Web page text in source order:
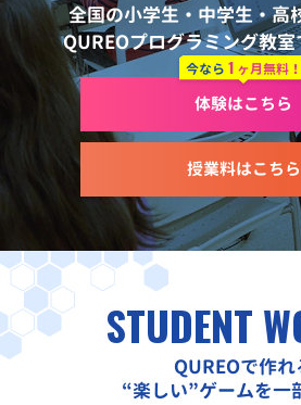
全国の小学生・中学生・高
QUREOプログラミング教
授業料はこちら
今なら 1 ヶ月無料！
体験はこちら
STUDENT
QUREOで作れ
“楽しい”ゲームを一